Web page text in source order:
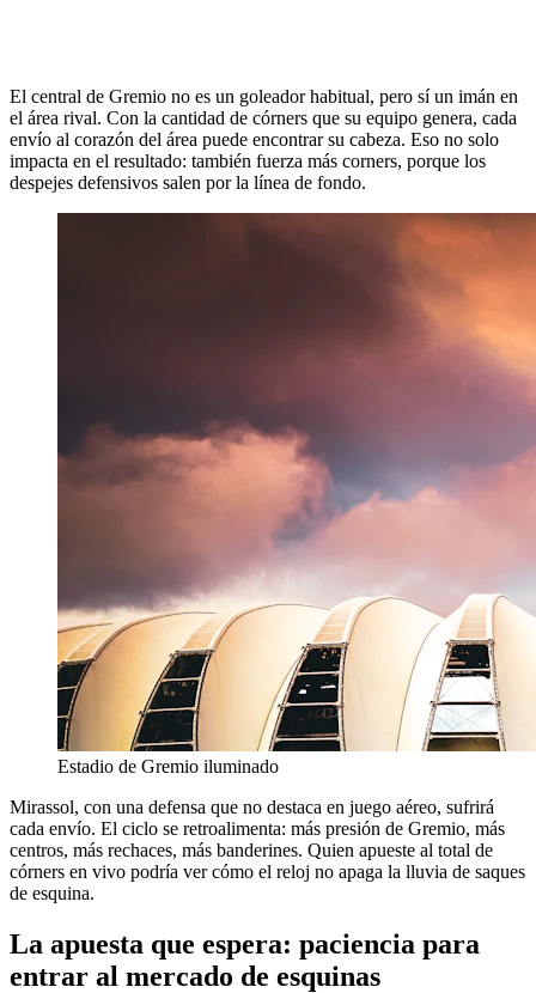
El central de Gremio no es un goleador habitual, pero sí un imán en
el área rival. Con la cantidad de córners que su equipo genera, cada
envío al corazón del área puede encontrar su cabeza. Eso no solo
impacta en el resultado: también fuerza más corners, porque los
despejes defensivos salen por la línea de fondo.
Estadio de Gremio iluminado
Mirassol, con una defensa que no destaca en juego aéreo, sufrirá
cada envío. El ciclo se retroalimenta: más presión de Gremio, más
centros, más rechaces, más banderines. Quien apueste al total de
córners en vivo podría ver cómo el reloj no apaga la lluvia de saques
de esquina.
La apuesta que espera: paciencia para
entrar al mercado de esquinas